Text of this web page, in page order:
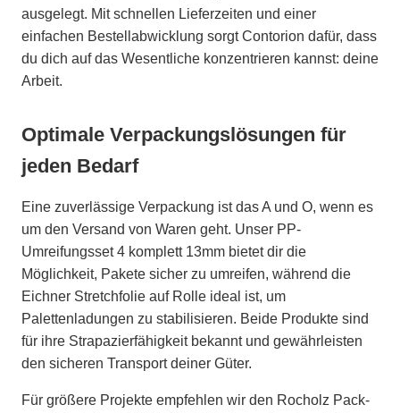
ausgelegt. Mit schnellen Lieferzeiten und einer
einfachen Bestellabwicklung sorgt Contorion dafür, dass
du dich auf das Wesentliche konzentrieren kannst: deine
Arbeit.
Optimale Verpackungslösungen für
jeden Bedarf
Eine zuverlässige Verpackung ist das A und O, wenn es
um den Versand von Waren geht. Unser PP-
Umreifungsset 4 komplett 13mm bietet dir die
Möglichkeit, Pakete sicher zu umreifen, während die
Eichner Stretchfolie auf Rolle ideal ist, um
Palettenladungen zu stabilisieren. Beide Produkte sind
für ihre Strapazierfähigkeit bekannt und gewährleisten
den sicheren Transport deiner Güter.
Für größere Projekte empfehlen wir den Rocholz Pack-